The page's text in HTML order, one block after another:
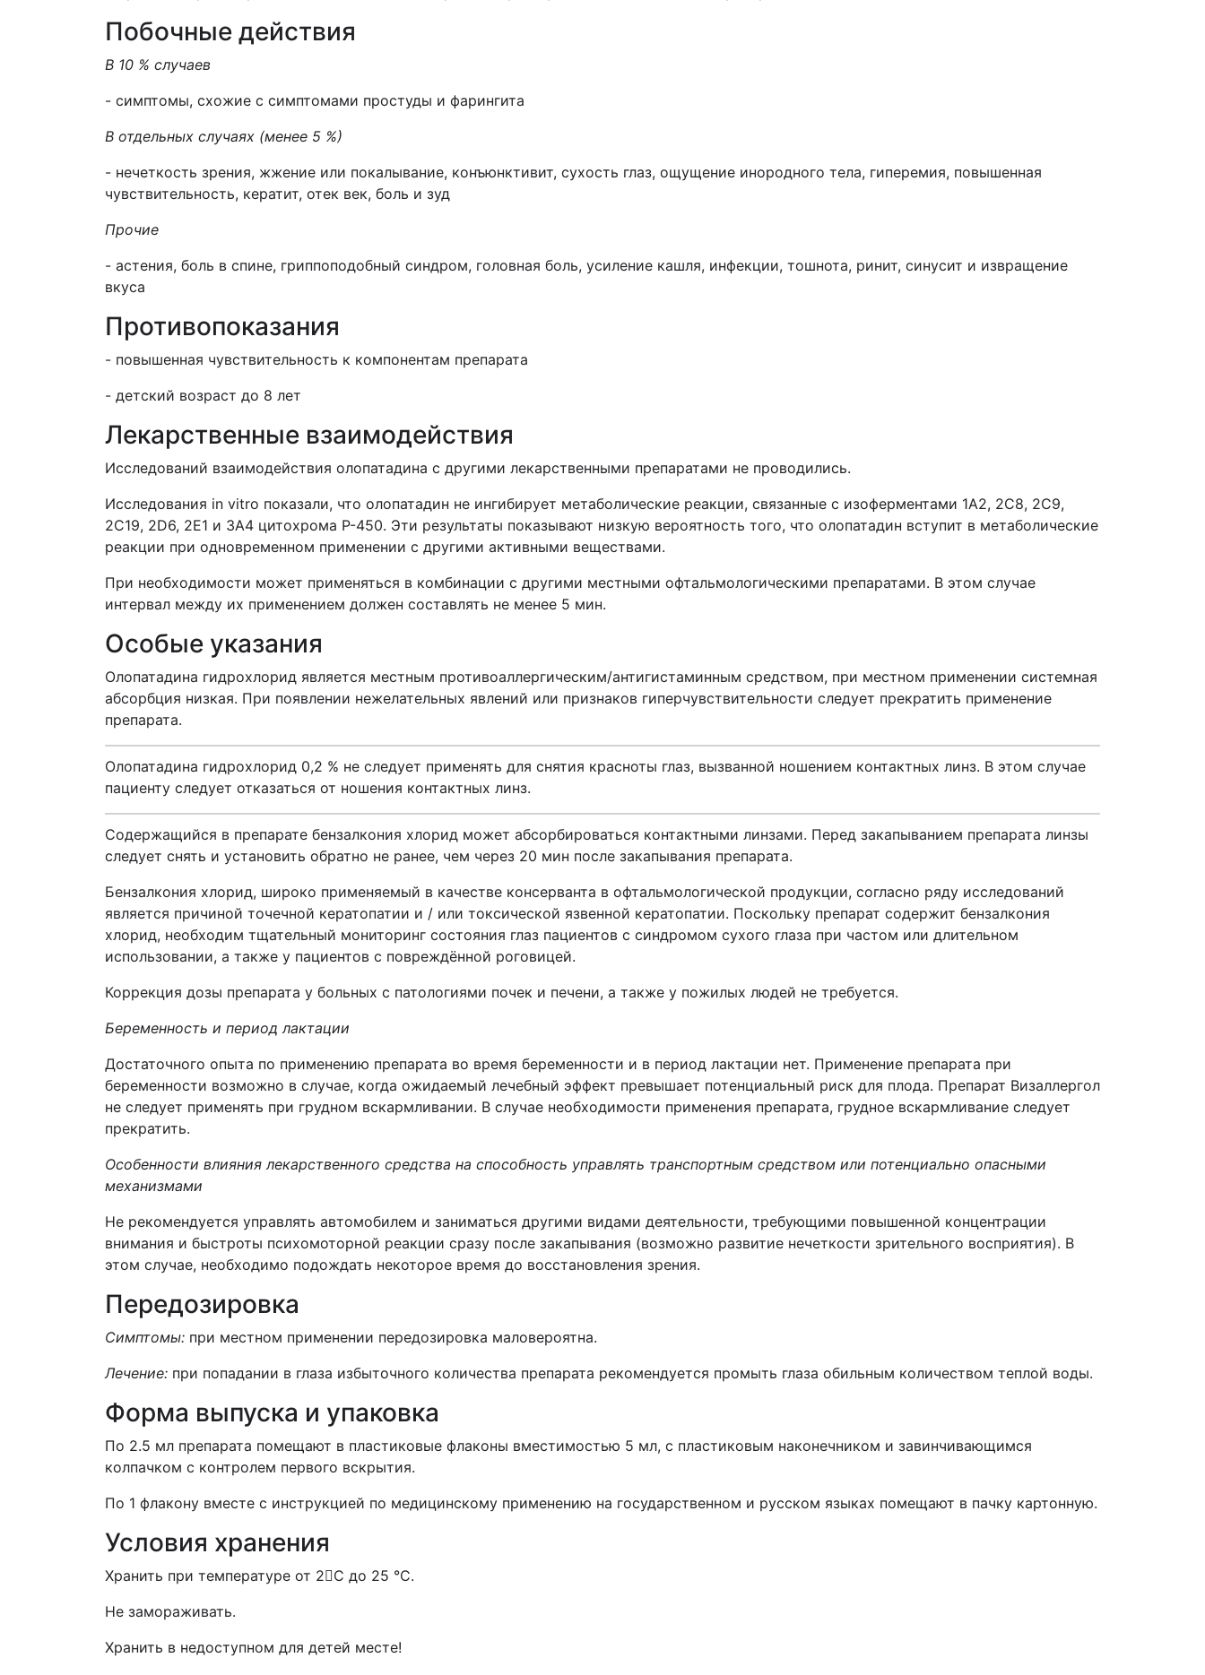
Побочные действия
В 10 % случаев
- симптомы, схожие с симптомами простуды и фарингита
В отдельных случаях (менее 5 %)
- нечеткость зрения, жжение или покалывание, конъюнктивит, сухость глаз, ощущение инородного тела, гиперемия, повышенная
чувствительность, кератит, отек век, боль и зуд
Прочие
- астения, боль в спине, гриппоподобный синдром, головная боль, усиление кашля, инфекции, тошнота, ринит, синусит и извращение
вкуса
Противопоказания
- повышенная чувствительность к компонентам препарата
- детский возраст до 8 лет
Лекарственные взаимодействия
Исследований взаимодействия олопатадина с другими лекарственными препаратами не проводились.
Исследования in vitro показали, что олопатадин не ингибирует метаболические реакции, связанные с изоферментами 1A2, 2C8, 2C9,
2C19, 2D6, 2Е1 и 3А4 цитохрома Р-450. Эти результаты показывают низкую вероятность того, что олопатадин вступит в метаболические
реакции при одновременном применении с другими активными веществами.
При необходимости может применяться в комбинации с другими местными офтальмологическими препаратами. В этом случае
интервал между их применением должен составлять не менее 5 мин.
Особые указания
Олопатадина гидрохлорид является местным противоаллергическим/антигистаминным средством, при местном применении системная
абсорбция низкая. При появлении нежелательных явлений или признаков гиперчувствительности следует прекратить применение
препарата.
Олопатадина гидрохлорид 0,2 % не следует применять для снятия красноты глаз, вызванной ношением контактных линз. В этом случае
пациенту следует отказаться от ношения контактных линз.
Содержащийся в препарате бензалкония хлорид может абсорбироваться контактными линзами. Перед закапыванием препарата линзы
следует снять и установить обратно не ранее, чем через 20 мин после закапывания препарата.
Бензалкония хлорид, широко применяемый в качестве консерванта в офтальмологической продукции, согласно ряду исследований
является причиной точечной кератопатии и / или токсической язвенной кератопатии. Поскольку препарат содержит бензалкония
хлорид, необходим тщательный мониторинг состояния глаз пациентов с синдромом сухого глаза при частом или длительном
использовании, а также у пациентов с повреждённой роговицей.
Коррекция дозы препарата у больных с патологиями почек и печени, а также у пожилых людей не требуется.
Беременность и период лактации
Достаточного опыта по применению препарата во время беременности и в период лактации нет. Применение препарата при
беременности возможно в случае, когда ожидаемый лечебный эффект превышает потенциальный риск для плода. Препарат Визаллергол
не следует применять при грудном вскармливании. В случае необходимости применения препарата, грудное вскармливание следует
прекратить.
Особенности влияния лекарственного средства на способность управлять транспортным средством или потенциально опасными
механизмами
Не рекомендуется управлять автомобилем и заниматься другими видами деятельности, требующими повышенной концентрации
внимания и быстроты психомоторной реакции сразу после закапывания (возможно развитие нечеткости зрительного восприятия). В
этом случае, необходимо подождать некоторое время до восстановления зрения.
Передозировка
Симптомы: при местном применении передозировка маловероятна.
Лечение: при попадании в глаза избыточного количества препарата рекомендуется промыть глаза обильным количеством теплой воды.
Форма выпуска и упаковка
По 2.5 мл препарата помещают в пластиковые флаконы вместимостью 5 мл, с пластиковым наконечником и завинчивающимся
колпачком с контролем первого вскрытия.
По 1 флакону вместе с инструкцией по медицинскому применению на государственном и русском языках помещают в пачку картонную.
Условия хранения
Хранить при температуре от 2С до 25 °С.
Не замораживать.
Хранить в недоступном для детей месте!